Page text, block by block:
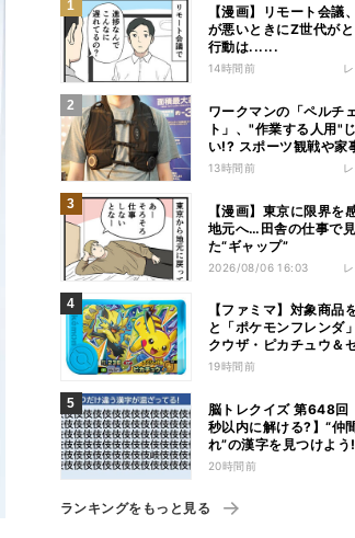
【漫画】リモート会議
が悪いときにZ世代が
行動は......
14時間前
ワークマンの「ペルチ
ト」、"作業する人用"
い!? スポーツ観戦や家
の熱中症&冷え対策に
13時間前
【漫画】東京に限界を
地元へ…田舎の仕事で見
た“ギャップ”
2026/08/06 16:03
【ファミマ】対象商品
と「ポケモンフレンダ
クウザ・ピカチュウ＆
ラのスペシャルフレンダ
19時間前
脳トレクイズ 第648回
秒以内に解ける?】“仲
れ”の漢字を見つけよう!
20時間前
ランキングをもっと見る